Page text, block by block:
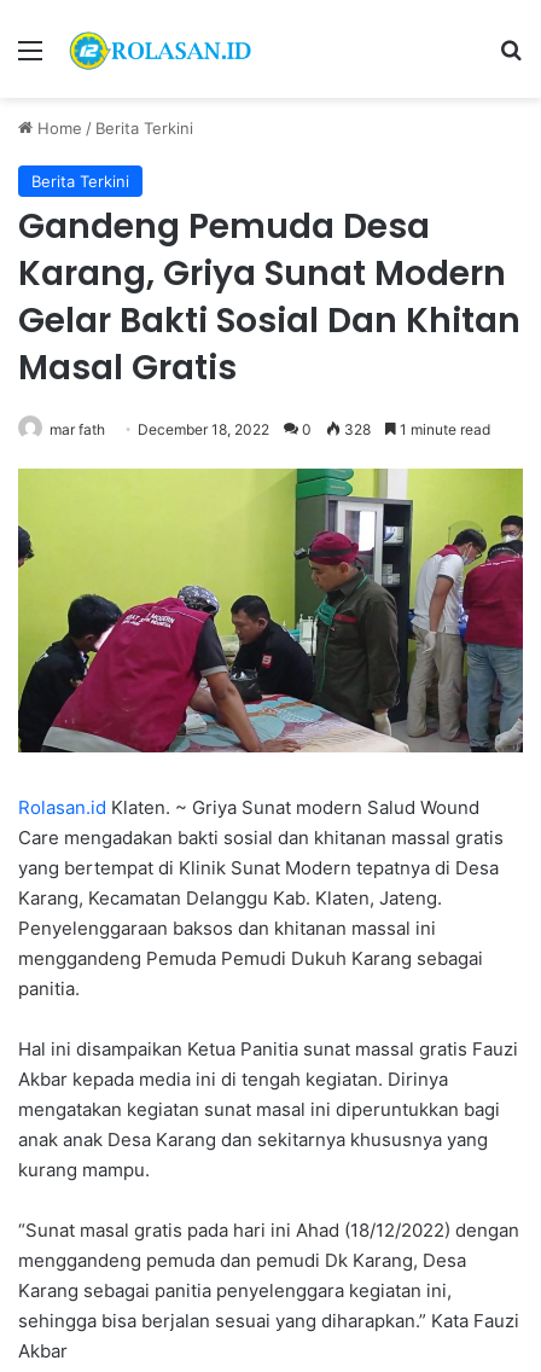
Menu
Home / Berita Terkini
Berita Terkini
Gandeng Pemuda Desa
Karang, Griya Sunat Modern
Gelar Bakti Sosial Dan Khitan
Masal Gratis
mar fath December 18, 2022 0 328 1 minute read
Rolasan.id Klaten. ~ Griya Sunat modern Salud Wound
Care mengadakan bakti sosial dan khitanan massal gratis
yang bertempat di Klinik Sunat Modern tepatnya di Desa
Karang, Kecamatan Delanggu Kab. Klaten, Jateng.
Penyelenggaraan baksos dan khitanan massal ini
menggandeng Pemuda Pemudi Dukuh Karang sebagai
panitia.
Hal ini disampaikan Ketua Panitia sunat massal gratis Fauzi
Akbar kepada media ini di tengah kegiatan. Dirinya
mengatakan kegiatan sunat masal ini diperuntukkan bagi
anak anak Desa Karang dan sekitarnya khususnya yang
kurang mampu.
“Sunat masal gratis pada hari ini Ahad (18/12/2022) dengan
menggandeng pemuda dan pemudi Dk Karang, Desa
Karang sebagai panitia penyelenggara kegiatan ini,
sehingga bisa berjalan sesuai yang diharapkan.” Kata Fauzi
Akbar